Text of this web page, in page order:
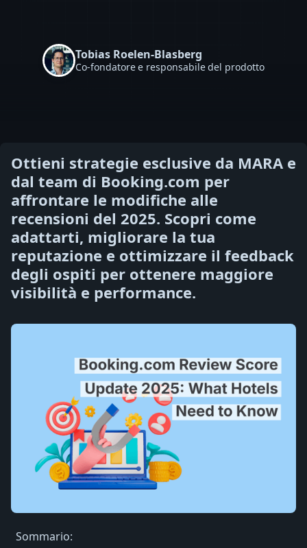
Tobias Roelen-Blasberg
Co-fondatore e responsabile del prodotto
Ottieni strategie esclusive da MARA e
dal team di Booking.com per
affrontare le modifiche alle
recensioni del 2025. Scopri come
adattarti, migliorare la tua
reputazione e ottimizzare il feedback
degli ospiti per ottenere maggiore
visibilità e performance.
Sommario: